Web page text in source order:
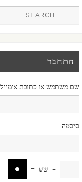
התחבר
שם משתמש או כתובת אימייל
סיסמה
− שש =